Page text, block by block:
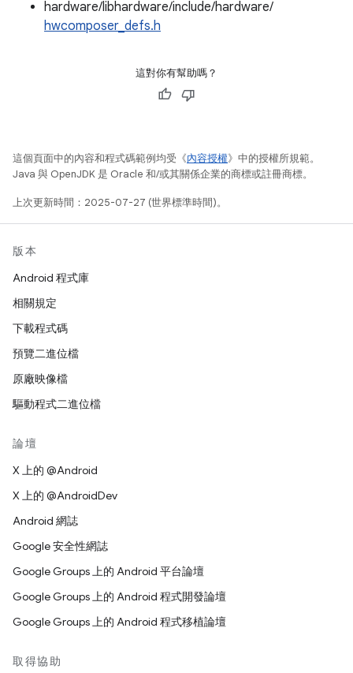
hardware/libhardware/include/hardware/
hwcomposer_defs.h
這對你有幫助嗎？
這個頁面中的內容和程式碼範例均受《內容授權》中的授權所規範。
Java 與 OpenJDK 是 Oracle 和/或其關係企業的商標或註冊商標。
上次更新時間：2025-07-27 (世界標準時間)。
版本
Android 程式庫
相關規定
下載程式碼
預覽二進位檔
原廠映像檔
驅動程式二進位檔
論壇
X 上的 @Android
X 上的 @AndroidDev
Android 網誌
Google 安全性網誌
Google Groups 上的 Android 平台論壇
Google Groups 上的 Android 程式開發論壇
Google Groups 上的 Android 程式移植論壇
取得協助